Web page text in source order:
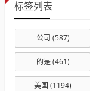
标签列表
公司 (587)
的是(461)
美国 (1194)